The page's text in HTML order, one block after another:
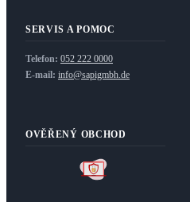
SERVIS A POMOC
Telefon: 052 222 0000
E-mail: info@sapigmbh.de
OVĚŘENÝ OBCHOD